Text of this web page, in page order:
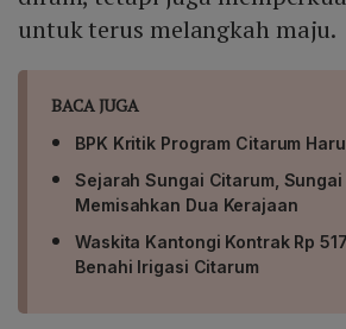
untuk terus melangkah maju.
BACA JUGA
BPK Kritik Program Citarum
Sejarah Sungai Citarum,
Memisahkan Dua Kerajaan
Waskita Kantongi Kontrak Rp
Benahi Irigasi Citarum